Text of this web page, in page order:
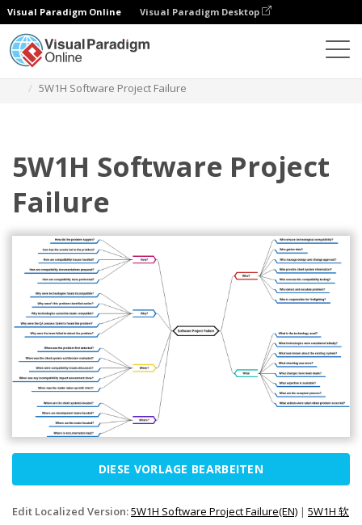
Visual Paradigm Online Visual Paradigm Desktop
5W1H Software Project Failure
5W1H Software Project
Failure
DIESE VORLAGE BEARBEITEN
Edit Localized Version:5W1H Software Project Failure(EN) | 5W1H 软